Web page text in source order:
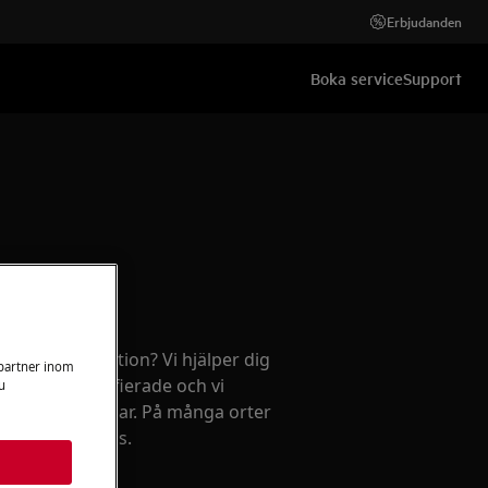
Erbjudanden
Boka serviceSupport
av reparation? Vi hjälper dig
är certifierade och vi
av originaldelar. På många orter
till fast pris.
inom